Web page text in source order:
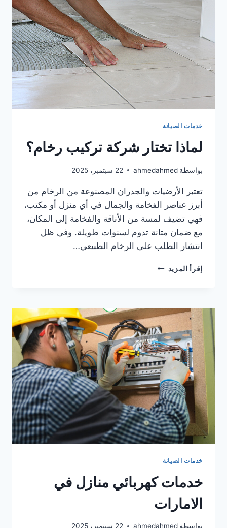
خدمات الصيانة
لماذا تختار شركة تركيب رخام؟
بواسطة ahmedahmed 22 سبتمبر، 2025
تعتبر الأرضيات والجدران المصنوعة من الرخام من
أبرز عناصر الفخامة والجمال في أي منزل أو مكتب،
فهي تضيف لمسة من الأناقة والفخامة إلى المكان،
مع ضمان متانة تدوم لسنوات طويلة. وفي ظل
انتشار الطلب على الرخام الطبيعي…
إقرأ المزيد لماذا
رخام؟
خدمات الصيانة
خدمات كهربائي منازل في
الامارات
بواسطة ahmedahmed 22 سبتمبر، 2025